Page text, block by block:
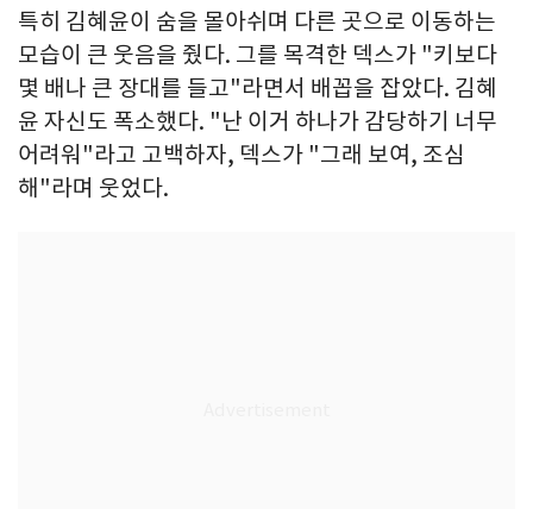
특히 김혜윤이 숨을 몰아쉬며 다른 곳으로 이동하는
모습이 큰 웃음을 줬다. 그를 목격한 덱스가 "키보다
몇 배나 큰 장대를 들고"라면서 배꼽을 잡았다. 김혜
윤 자신도 폭소했다. "난 이거 하나가 감당하기 너무
어려워"라고 고백하자, 덱스가 "그래 보여, 조심
해"라며 웃었다.